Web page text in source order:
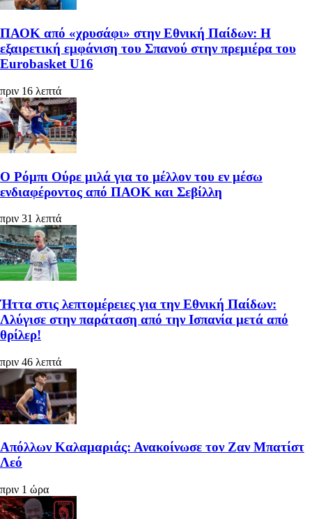
ΠΑΟΚ από «χρυσάφι» στην Εθνική Παίδων: Η
εξαιρετική εμφάνιση του Σπανού στην πρεμιέρα του
Eurobasket U16
πριν 16 λεπτά
Ο Ρόμπι Ούρε μιλά για το μέλλον του εν μέσω
ενδιαφέροντος από ΠΑΟΚ και Σεβίλλη
πριν 31 λεπτά
Ήττα στις λεπτομέρειες για την Εθνική Παίδων:
Λλύγισε στην παράταση από την Ισπανία μετά από
θρίλερ!
πριν 46 λεπτά
Απόλλων Καλαμαριάς: Ανακοίνωσε τον Ζαν Μπατίστ
Λεό
πριν 1 ώρα